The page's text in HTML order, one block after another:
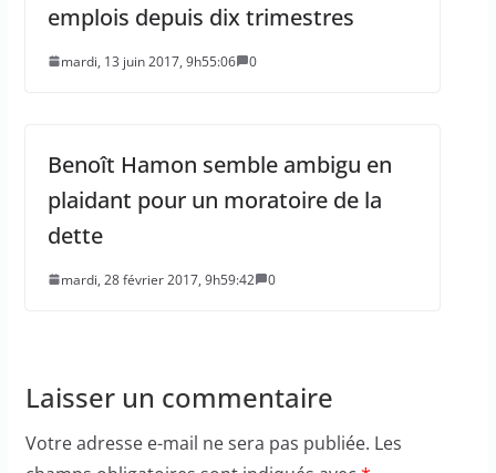
emplois depuis dix trimestres
mardi, 13 juin 2017, 9h55:06 0
Benoît Hamon semble ambigu en
plaidant pour un moratoire de la
dette
mardi, 28 février 2017, 9h59:42 0
Laisser un commentaire
Votre adresse e-mail ne sera pas publiée. Les